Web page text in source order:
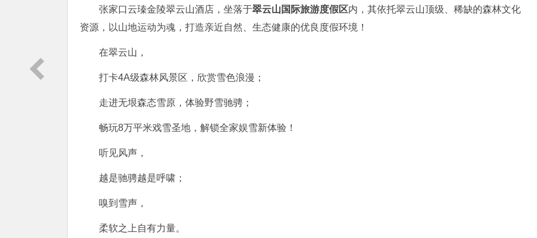
张家口云瑧金陵翠云山酒店，坐落于翠云山国际旅游度假区内，其依托翠云山顶级、稀缺的森林文化
资源，以山地运动为魂，打造亲近自然、生态健康的优良度假环境！
在翠云山，
打卡4A级森林风景区，欣赏雪色浪漫；
走进无垠森态雪原，体验野雪驰骋；
畅玩8万平米戏雪圣地，解锁全家娱雪新体验！
听见风声，
越是驰骋越是呼啸；
嗅到雪声，
柔软之上自有力量。